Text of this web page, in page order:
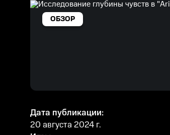
ОБЗОР
Дата публикации:
20 августа 2024 г.